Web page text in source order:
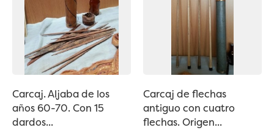
Carcaj. Aljaba de los
años 60-70. Con 15
dardos...
Carcaj de flechas
antiguo con cuatro
flechas. Origen...